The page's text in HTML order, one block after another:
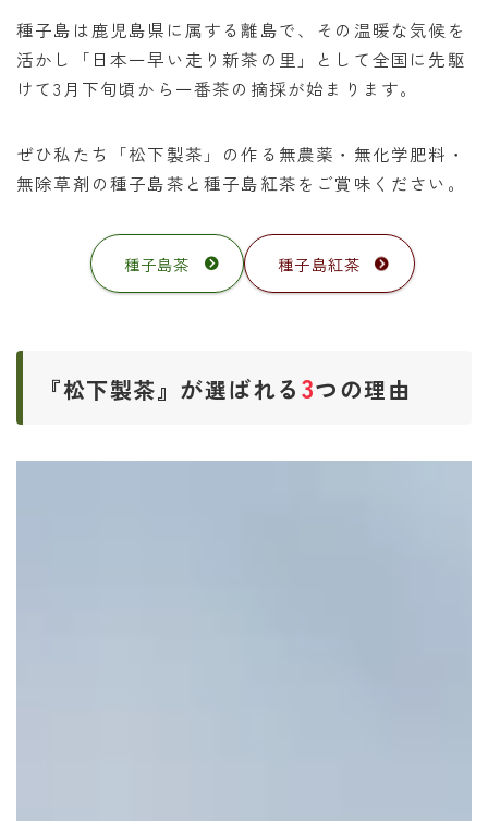
種子島は鹿児島県に属する離島で、その温暖な気候を
活かし「日本一早い走り新茶の里」として全国に先駆
けて3月下旬頃から一番茶の摘採が始まります。
ぜひ私たち「松下製茶」の作る無農薬・無化学肥料・
無除草剤の種子島茶と種子島紅茶をご賞味ください。
種子島茶 種子島紅茶
『松下製茶』 が選ばれる 3つの理由